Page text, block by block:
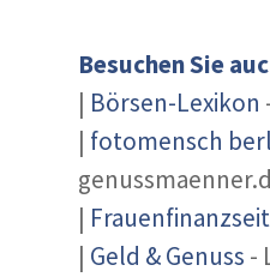
Besuchen Sie
| Börsen-Lexikon
| fotomensch
|
| Geld & Genuss -